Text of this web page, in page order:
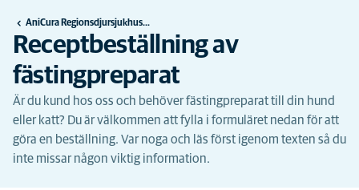
AniCura Regionsdjursjukhuset Bagarmossen
Receptbeställning av
fästingpreparat
Är du kund hos oss och behöver fästingpreparat till din hund
eller katt? Du är välkommen att fylla i formuläret nedan för att
göra en beställning. Var noga och läs först igenom texten så du
inte missar någon viktig information.